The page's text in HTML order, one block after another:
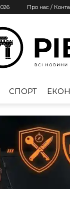
Про нас /
СПОРТ